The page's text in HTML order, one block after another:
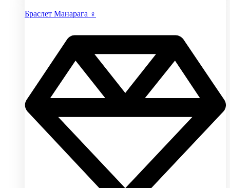
Браслет Манарага ♀